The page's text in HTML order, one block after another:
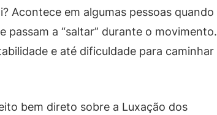
Acontece em algumas pessoas quando
passam a “saltar” durante o movimento.
e até dificuldade para caminhar
bem direto sobre a Luxação dos